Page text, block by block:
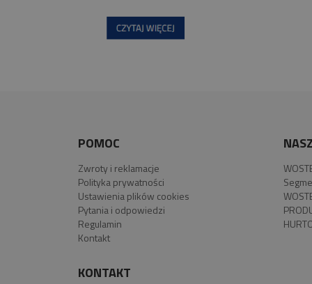
POMOC
Zwroty i reklamacje
Polityka prywatności
Ustawienia plików cookies
Pytania i odpowiedzi
Regulamin
Kontakt
KONTAKT